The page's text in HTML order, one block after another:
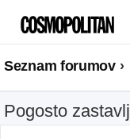
Seznam forumov
Pogosto